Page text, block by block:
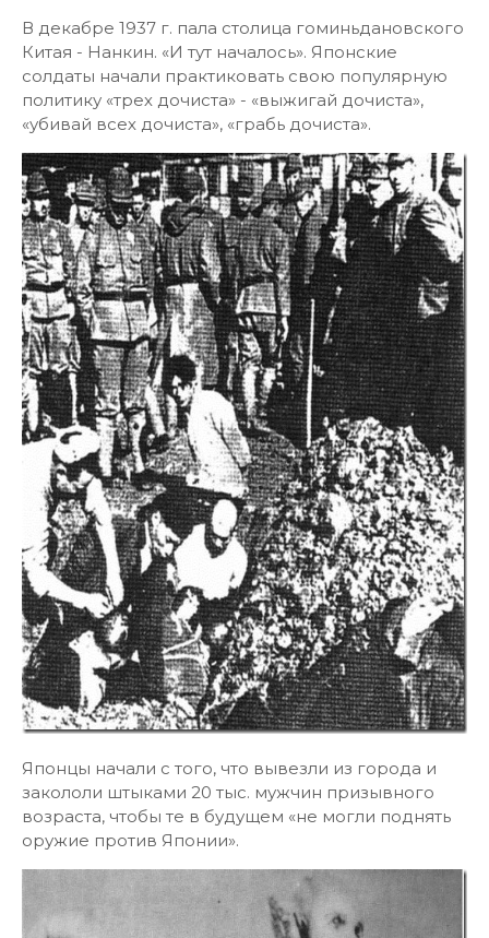
В декабре 1937 г. пала столица гоминьдановского
Китая - Нанкин. «И тут началось». Японские
солдаты начали практиковать свою популярную
политику «трех дочиста» - «выжигай дочиста»,
«убивай всех дочиста», «грабь дочиста».
Японцы начали с того, что вывезли из города и
закололи штыками 20 тыс. мужчин призывного
возраста, чтобы те в будущем «не могли поднять
оружие против Японии».